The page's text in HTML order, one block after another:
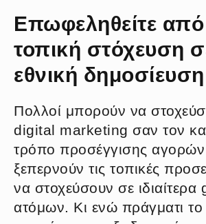
Επωφεληθείτε από
τοπική στόχευση
εθνική δημοσίευση
Πολλοί μπορούν να
digital marketing σαν τον
τρόπο προσέγγισης
ξεπερνούν τις τοπικές
να στοχεύσουν σε ιδιαίτερα
ατόμων. Κι ενώ πράγματι